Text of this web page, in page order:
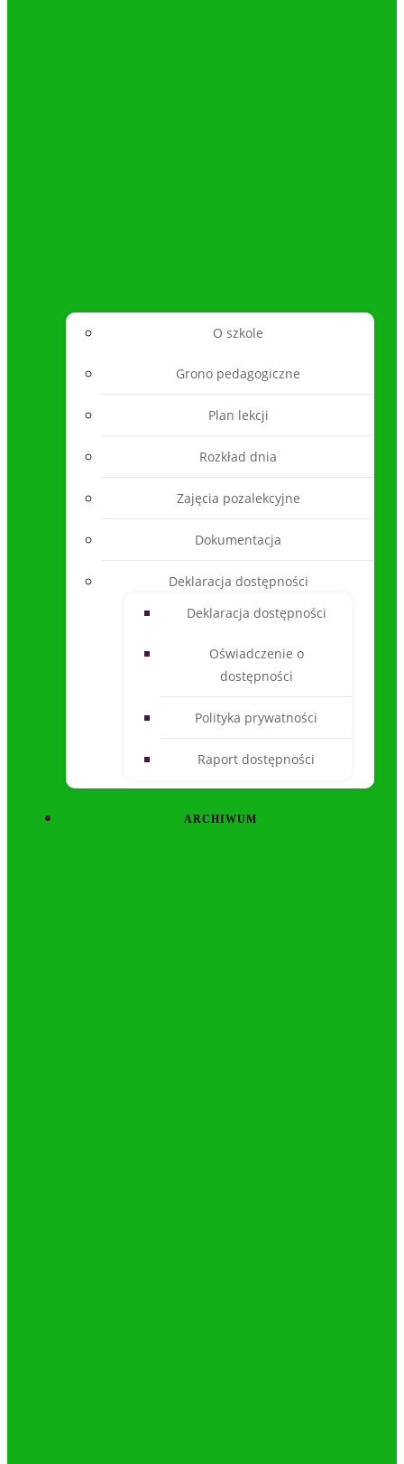
O szkole
Grono pedagogiczne
Plan lekcji
Rozkład dnia
Zajęcia pozalekcyjne
Dokumentacja
Deklaracja dostępności
Deklaracja dostępności
Oświadczenie o
dostępności
Polityka prywatności
Raport dostępności
ARCHIWUM